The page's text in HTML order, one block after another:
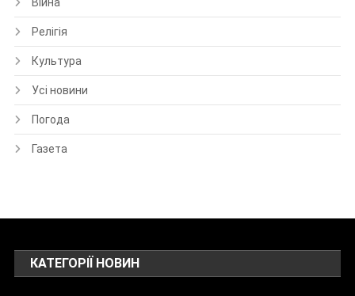
Релігія
Культура
Усі новини
Погода
Газета
КАТЕГОРІЇ НОВИН